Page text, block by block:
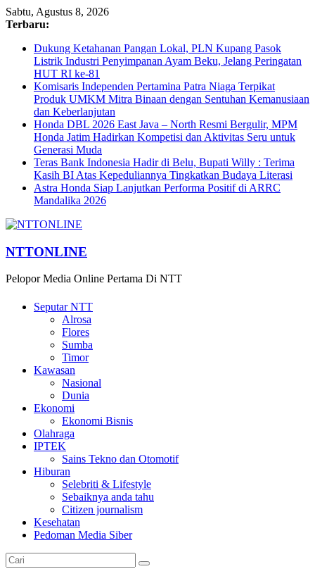
Sabtu, Agustus 8, 2026
Terbaru:
Dukung Ketahanan Pangan Lokal, PLN Kupang Pasok
Listrik Industri Penyimpanan Ayam Beku, Jelang Peringatan
HUT RI ke-81
Komisaris Independen Pertamina Patra Niaga Terpikat
Produk UMKM Mitra Binaan dengan Sentuhan Kemanusiaan
dan Keberlanjutan
Honda DBL 2026 East Java – North Resmi Bergulir, MPM
Honda Jatim Hadirkan Kompetisi dan Aktivitas Seru untuk
Generasi Muda
Teras Bank Indonesia Hadir di Belu, Bupati Willy : Terima
Kasih BI Atas Kepeduliannya Tingkatkan Budaya Literasi
Astra Honda Siap Lanjutkan Performa Positif di ARRC
Mandalika 2026
NTTONLINE
Pelopor Media Online Pertama Di NTT
Seputar NTT
Alrosa
Flores
Sumba
Timor
Kawasan
Nasional
Dunia
Ekonomi
Ekonomi Bisnis
Olahraga
IPTEK
Sains Tekno dan Otomotif
Hiburan
Selebriti & Lifestyle
Sebaiknya anda tahu
Citizen journalism
Kesehatan
Pedoman Media Siber